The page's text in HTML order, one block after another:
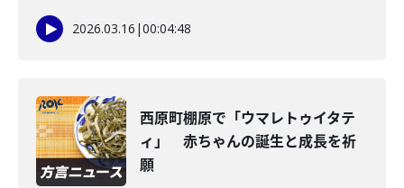
2026.03.16 |00:04:48
西原町棚原で「ウマレトゥイタテ
ィ」 赤ちゃんの誕生と成長を祈
願